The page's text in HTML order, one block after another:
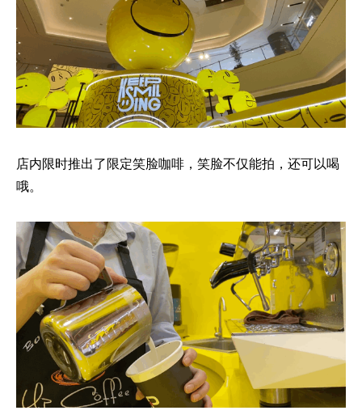
店内限时推出了限定笑脸咖啡，笑脸不仅能拍，还可以喝
哦。